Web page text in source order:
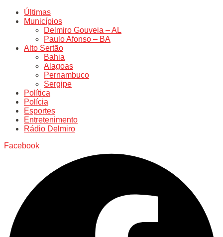
Últimas
Municípios
Delmiro Gouveia – AL
Paulo Afonso – BA
Alto Sertão
Bahia
Alagoas
Pernambuco
Sergipe
Política
Polícia
Esportes
Entretenimento
Rádio Delmiro
Facebook